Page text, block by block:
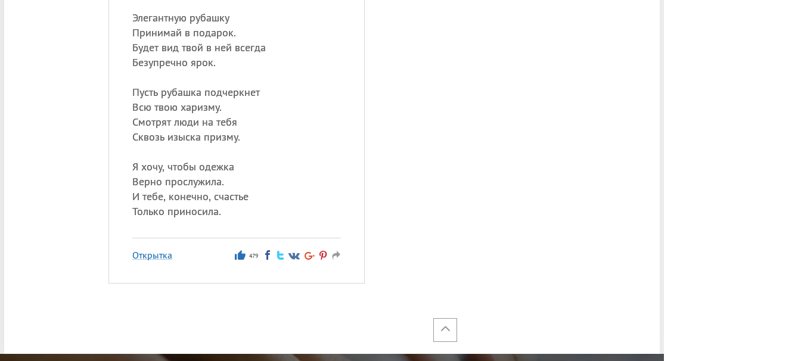
Элегантную рубашку
Принимай в подарок.
Будет вид твой в ней всегда
Безупречно ярок.
Пусть рубашка подчеркнет
Всю твою харизму.
Смотрят люди на тебя
Сквозь изыска призму.
Я хочу, чтобы одежка
Верно прослужила.
И тебе, конечно, счастье
Только приносила.
Открытка 479